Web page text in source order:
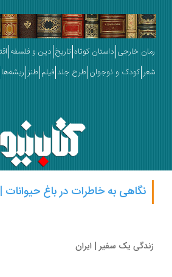
خارجی داستان کوتاه تاریخ دین و فلسفه اقتصاد
کودک و نوجوان طرح جلد فیلم طنز ریشه‌ها پس از
نگاهی به خاطرات در باغ حیوانات |
یک سفیر | ایران